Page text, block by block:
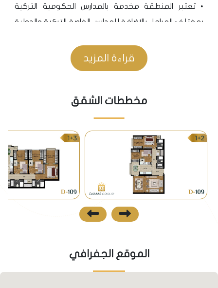
• تعتبر المنطقة مخدمة بالمدارس الحكومية التركية
بمختلف المراحل بالإضافة للمدارس الخاصة التركية والدولية
• يتوفر في منطقة بهشة شهير العديد من المشافي
مسافة 4 كم ينتهي إنشاؤه منتصف عام 2021، حيث يربط
المترو المنطقة بمركز اسطنبول ومنطقة كاباتاش على
مضيق البوسفور.
• توفر وسائل النقل العامة (الباصات) والمؤدية إلى تقسيم
وبكركوي وغيرها، بالإضافة إلى الميني باص.
نظرة مستقبلية
القناة البحرية المخطط إنشاؤها من بحيرة كوتشوك
تشكمجة والمؤدية إلى البحر الاسود شمالاً، مما يضفي
قراءة المزيد
مخططات الشقق
الموقع الجفرافي